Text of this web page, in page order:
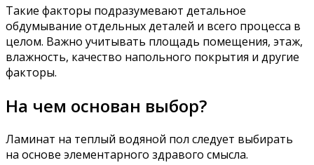
Такие факторы подразумевают детальное
обдумывание отдельных деталей и всего процесса в
целом. Важно учитывать площадь помещения, этаж,
влажность, качество напольного покрытия и другие
факторы.
На чем основан выбор?
Ламинат на теплый водяной пол следует выбирать
на основе элементарного здравого смысла.